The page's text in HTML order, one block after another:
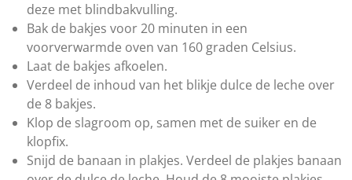
deze met blindbakvulling.
Bak de bakjes voor 20 minuten in een
voorverwarmde oven van 160 graden Celsius.
Laat de bakjes afkoelen.
Verdeel de inhoud van het blikje dulce de leche over
de 8 bakjes.
Klop de slagroom op, samen met de suiker en de
klopfix.
Snijd de banaan in plakjes. Verdeel de plakjes banaan